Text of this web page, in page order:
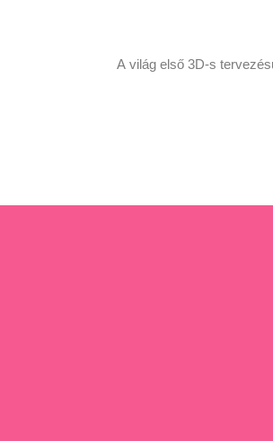
A világ első 3D-s